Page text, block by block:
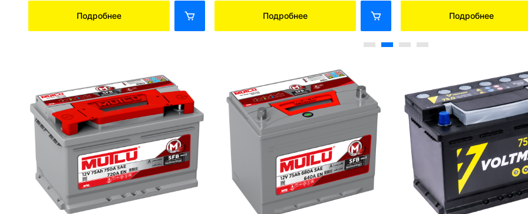
Подробнее Подробнее Подробнее